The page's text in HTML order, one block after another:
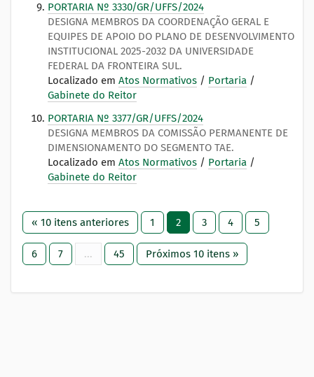
PORTARIA Nº 3330/GR/UFFS/2024
DESIGNA MEMBROS DA COORDENAÇÃO GERAL E
EQUIPES DE APOIO DO PLANO DE DESENVOLVIMENTO
INSTITUCIONAL 2025-2032 DA UNIVERSIDADE
FEDERAL DA FRONTEIRA SUL.
Localizado em Atos Normativos / Portaria /
Gabinete do Reitor
PORTARIA Nº 3377/GR/UFFS/2024
DESIGNA MEMBROS DA COMISSÃO PERMANENTE DE
DIMENSIONAMENTO DO SEGMENTO TAE.
Localizado em Atos Normativos / Portaria /
Gabinete do Reitor
« 10 itens anteriores 1 2 3 4 5
6 7 ... 45 Próximos 10 itens »